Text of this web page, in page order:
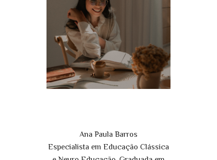
Ana Paula Barros
Especialista em Educação Clássica